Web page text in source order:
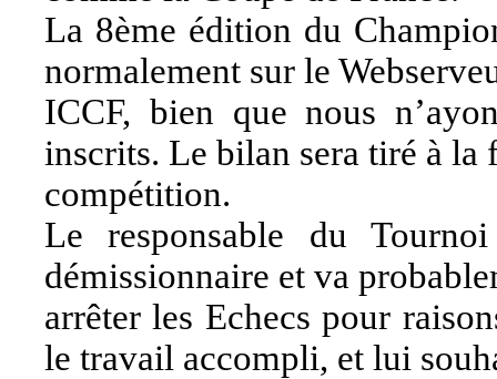
La 8ème édition du
normalement sur le
ICCF, bien que nous
inscrits. Le bilan sera tiré à la
compétition.
Le responsable du
démissionnaire et va
arrêter les Echecs pour
le travail accompli, et lui